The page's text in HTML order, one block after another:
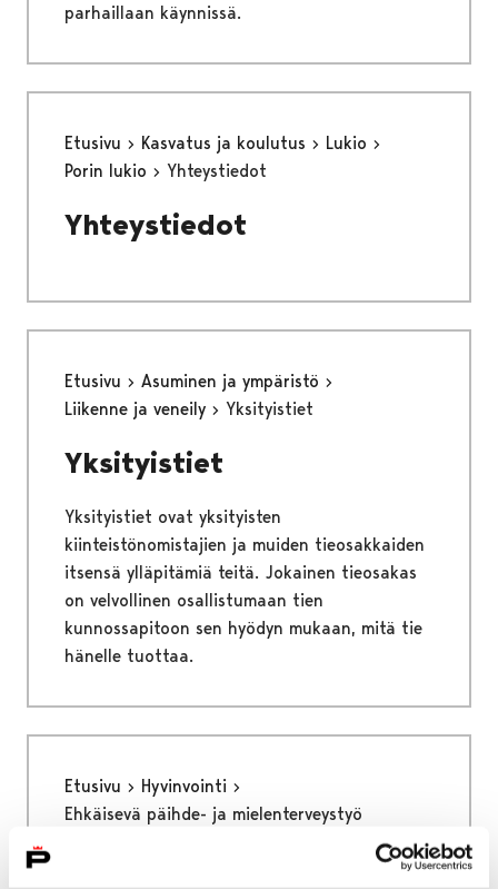
parhaillaan käynnissä.
Etusivu Kasvatus ja koulutus
Lukio
Porin lukio
Yhteystiedot
Yhteystiedot
Etusivu
Asuminen ja ympäristö
Liikenne ja veneily
Yksityistiet
Yksityistiet
Yksityistiet ovat yksityisten
kiinteistönomistajien ja muiden tieosakkaiden
itsensä ylläpitämiä teitä. Jokainen tieosakas
on velvollinen osallistumaan tien
kunnossapitoon sen hyödyn mukaan, mitä tie
hänelle tuottaa.
Etusivu
Hyvinvointi
Ehkäisevä päihde- ja mielenterveystyö